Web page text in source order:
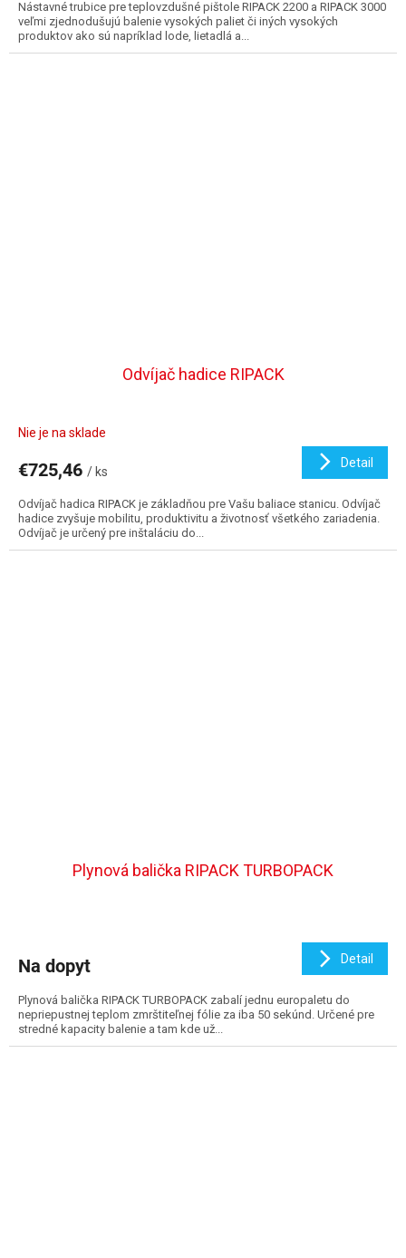
Nástavné trubice pre teplovzdušné pištole RIPACK 2200 a RIPACK 3000
veľmi zjednodušujú balenie vysokých paliet či iných vysokých
produktov ako sú napríklad lode, lietadlá a...
Odvíjač hadice RIPACK
Nie je na sklade
€725,46 / ks
Detail
Odvíjač hadica RIPACK je základňou pre Vašu baliace stanicu. Odvíjač
hadice zvyšuje mobilitu, produktivitu a životnosť všetkého zariadenia.
Odvíjač je určený pre inštaláciu do...
Plynová balička RIPACK TURBOPACK
Na dopyt Detail
Plynová balička RIPACK TURBOPACK zabalí jednu europaletu do
nepriepustnej teplom zmrštiteľnej fólie za iba 50 sekúnd. Určené pre
stredné kapacity balenie a tam kde už...